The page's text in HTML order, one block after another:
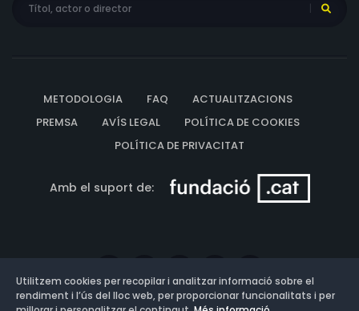
METODOLOGIA FAQ
ACTUALITZACIONS
PREMSA
AVÍS LEGAL
POLÍTICA DE COOKIES
POLÍTICA DE PRIVACITAT
Amb el suport de:
Utilitzem cookies per recopilar i analitzar informació sobre el
rendiment i l’ús del lloc web, per proporcionar funcionalitats i per